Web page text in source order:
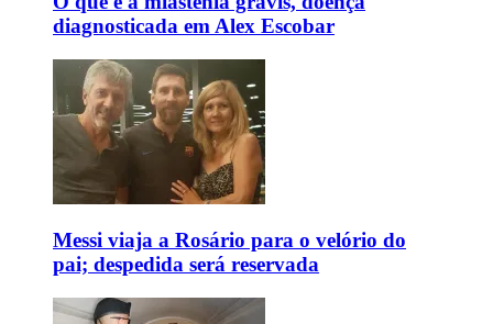
diagnosticada em Alex Escobar
Messi viaja a Rosário para o velório do
pai; despedida será reservada